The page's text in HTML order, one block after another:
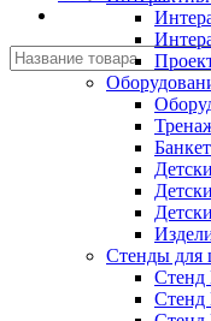
Стенды для
Стенд
Стенд